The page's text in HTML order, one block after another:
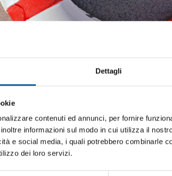
aggiornato sulle migliori
alla newsletter e ricevi le offerte più vantaggiose
ogni giorno. Con MTO trovi tutto ciò che
Dettagli
contenuti ed annunci, per fornire
informazioni sul modo in cui utilizza il
e social media, i quali potrebbero combinarle
dei loro servizi.
Disponibilità limitata
Fascetta
- 15%